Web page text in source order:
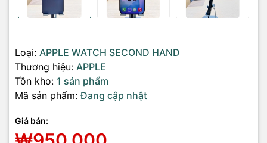
Loại: APPLE WATCH SECOND HAND
Thương hiệu: APPLE
Tồn kho: 1 sản phẩm
Mã sản phẩm: Đang cập nhật
Giá bán: